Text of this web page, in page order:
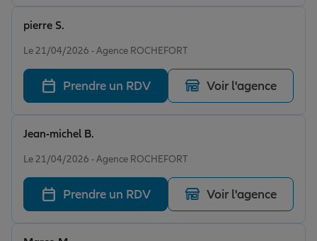
Le 21/04/2026 - Agence ROCHEFORT
pierre S.
Prendre un RDV Voir l'agence
Le 21/04/2026 - Agence ROCHEFORT
Jean-michel B.
Prendre un RDV Voir l'agence